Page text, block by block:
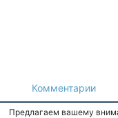
Комментарии
Предлагаем вашему